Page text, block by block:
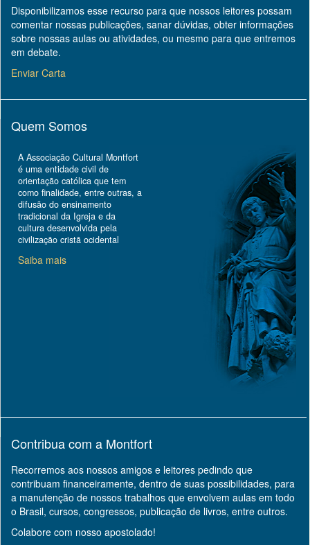
Disponibilizamos esse recurso para que nossos leitores possam
comentar nossas publicações, sanar dúvidas, obter informações
sobre nossas aulas ou atividades, ou mesmo para que entremos
em debate.
Enviar Carta
Quem Somos
A Associação Cultural Montfort
é uma entidade civil de
orientação católica que tem
como finalidade, entre outras, a
difusão do ensinamento
tradicional da Igreja e da
cultura desenvolvida pela
civilização cristã ocidental
Saiba mais
Contribua com a Montfort
Recorremos aos nossos amigos e leitores pedindo que
contribuam financeiramente, dentro de suas possibilidades, para
a manutenção de nossos trabalhos que envolvem aulas em todo
o Brasil, cursos, congressos, publicação de livros, entre outros.
Colabore com nosso apostolado!